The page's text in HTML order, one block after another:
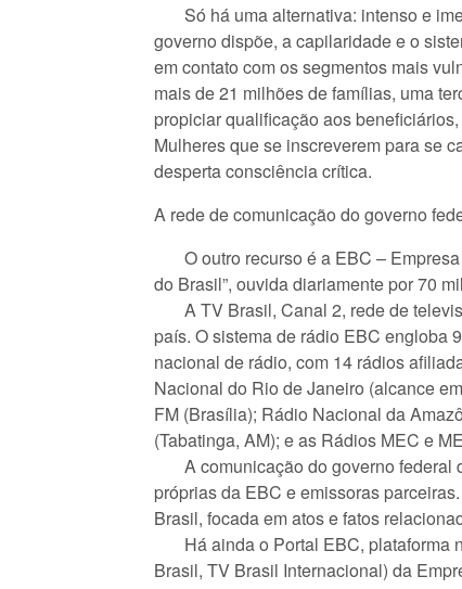
Só há uma alternativa: intenso e
governo dispõe, a capilaridade e o
em contato com os segmentos mais
mais de 21 milhões de famílias, uma
propiciar qualificação aos
Mulheres que se inscreverem para se
desperta consciência crítica.
A rede de comunicação do governo
O outro recurso é a EBC – Empresa
do Brasil”, ouvida diariamente por 70
A TV Brasil, Canal 2, rede de
país. O sistema de rádio EBC engloba
nacional de rádio, com 14 rádios
Nacional do Rio de Janeiro (alcance
FM (Brasília); Rádio Nacional da
(Tabatinga, AM); e as Rádios MEC e
A comunicação do governo federal
próprias da EBC e emissoras
Brasil, focada em atos e fatos
Há ainda o Portal EBC, plataforma
Brasil, TV Brasil Internacional) da